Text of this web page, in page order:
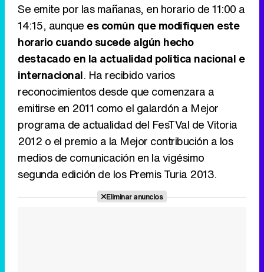
Se emite por las mañanas, en horario de 11:00 a
14:15, aunque es común que modifiquen este
horario cuando sucede algún hecho
destacado en la actualidad política nacional e
internacional. Ha recibido varios
reconocimientos desde que comenzara a
emitirse en 2011 como el galardón a Mejor
programa de actualidad del FesTVal de Vitoria
2012 o el premio a la Mejor contribución a los
medios de comunicación en la vigésimo
segunda edición de los Premis Turia 2013.
Eliminar anuncios